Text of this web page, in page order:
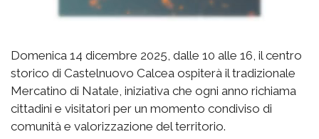
Domenica 14 dicembre 2025, dalle 10 alle 16, il centro
storico di Castelnuovo Calcea ospiterà il tradizionale
Mercatino di Natale, iniziativa che ogni anno richiama
cittadini e visitatori per un momento condiviso di
comunità e valorizzazione del territorio.